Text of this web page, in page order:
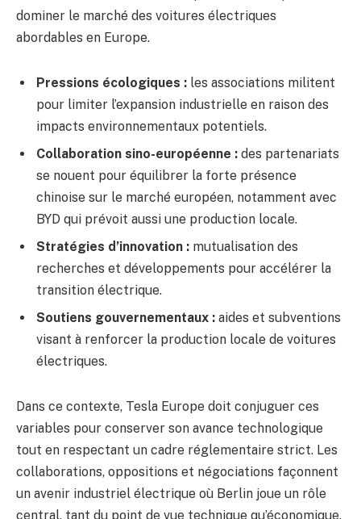
dominer le marché des voitures électriques
abordables en Europe.
Pressions écologiques : les associations militent
pour limiter l’expansion industrielle en raison des
impacts environnementaux potentiels.
Collaboration sino-européenne : des partenariats
se nouent pour équilibrer la forte présence
chinoise sur le marché européen, notamment avec
BYD qui prévoit aussi une production locale.
Stratégies d’innovation : mutualisation des
recherches et développements pour accélérer la
transition électrique.
Soutiens gouvernementaux : aides et subventions
visant à renforcer la production locale de voitures
électriques.
Dans ce contexte, Tesla Europe doit conjuguer ces
variables pour conserver son avance technologique
tout en respectant un cadre réglementaire strict. Les
collaborations, oppositions et négociations façonnent
un avenir industriel électrique où Berlin joue un rôle
central, tant du point de vue technique qu’économique.